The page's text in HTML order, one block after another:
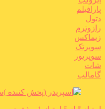
پارافیلم
دتول
رازوترم
زیماکس
سوپرتک
سوپریور
شات
گامالب